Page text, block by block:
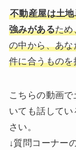
不動産屋は土
強みがあるため
の中から、あ
件に合うもの
こちらの動画
いても話して
さい。
↓質問コーナー